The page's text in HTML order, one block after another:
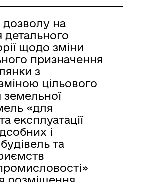
на
детального
щодо зміни
призначення
з
цільового
«для
експлуатації
і
та